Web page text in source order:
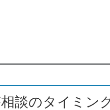
談のタイミン